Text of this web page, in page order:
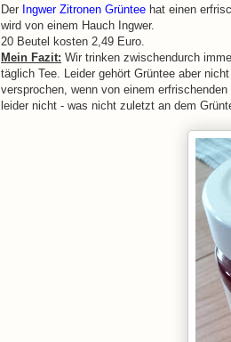
Der Ingwer Zitronen Grüntee hat einen
wird von einem Hauch Ingwer.
20 Beutel kosten 2,49 Euro.
Mein Fazit: Wir trinken zwischendurch
täglich Tee. Leider gehört Grüntee aber
versprochen, wenn von einem
leider nicht - was nicht zuletzt an dem